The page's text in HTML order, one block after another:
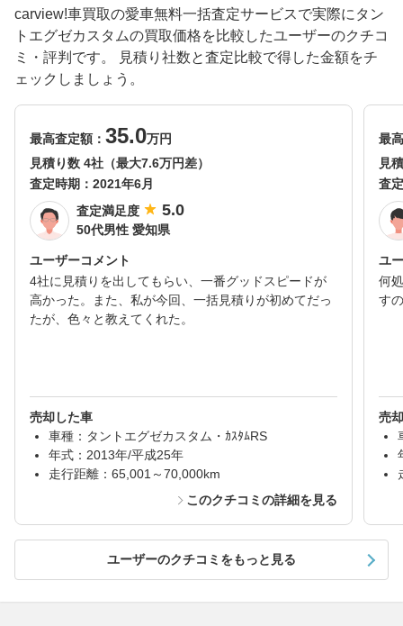
carview!車買取の愛車無料一括査定サービスで実際にタン
トエグゼカスタムの買取価格を比較したユーザーのクチコ
ミ・評判です。 見積り社数と査定比較で得した金額をチ
ェックしましょう。
最高査定額： 35.0万円
見積り数 4社（最大7.6万円差）
査定時期： 2021年6月
査定満足度
5.0
50代男性 愛知県
ユーザーコメント
4社に見積りを出してもらい、一番グッドスピードが
高かった。また、私が今回、一括見積りが初めてだっ
たが、色々と教えてくれた。
売却した車
車種：タントエグゼカスタム・ｶｽﾀﾑRS
年式：2013年/平成25年
走行距離：65,001～70,000km
このクチコミの詳細を見る
最
見
査
ユ
何
す
売
ユーザーのクチコミをもっと見る